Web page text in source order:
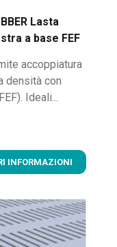
Lasta
a base FEF
accoppiatura
densità con
Ideali...
INFORMAZIONI